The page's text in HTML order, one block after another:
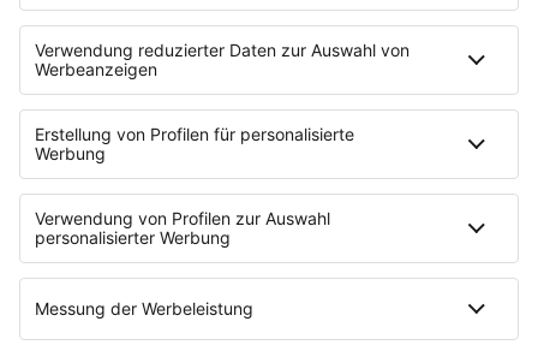
Jetzt starten &
sparen
Jetzt 30 Tage
gratis testen
Angebot gilt nur für Lexware Office Neukunden aus
Deutschland.
Vorteils-Rabatt für Nutzer vonShopify